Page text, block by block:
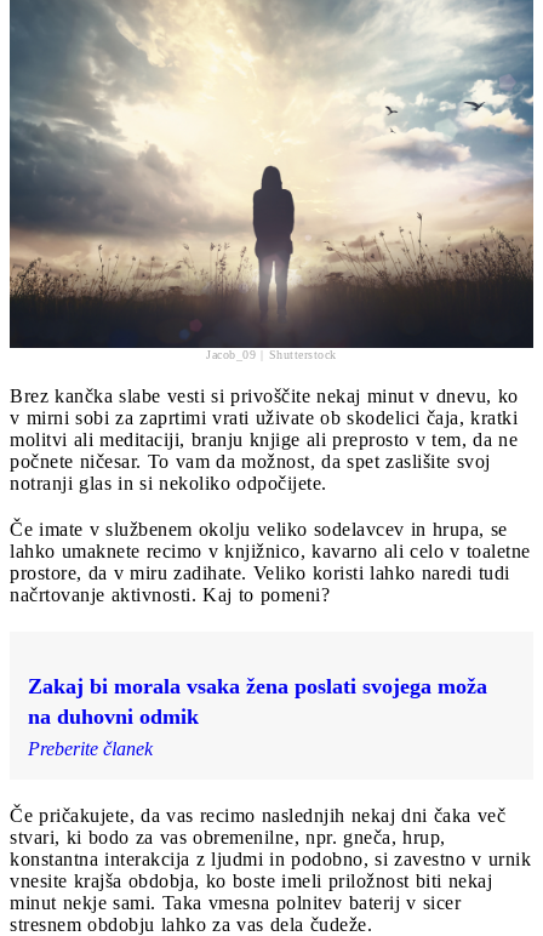
Jacob_09 | Shutterstock
Brez kančka slabe vesti si privoščite nekaj minut v dnevu, ko
v mirni sobi za zaprtimi vrati uživate ob skodelici čaja, kratki
molitvi ali meditaciji, branju knjige ali preprosto v tem, da ne
počnete ničesar. To vam da možnost, da spet zaslišite svoj
notranji glas in si nekoliko odpočijete.
Če imate v službenem okolju veliko sodelavcev in hrupa, se
lahko umaknete recimo v knjižnico, kavarno ali celo v toaletne
prostore, da v miru zadihate. Veliko koristi lahko naredi tudi
načrtovanje aktivnosti. Kaj to pomeni?
Zakaj bi morala vsaka žena poslati svojega moža
na duhovni odmik
Preberite članek
Če pričakujete, da vas recimo naslednjih nekaj dni čaka več
stvari, ki bodo za vas obremenilne, npr. gneča, hrup,
konstantna interakcija z ljudmi in podobno, si zavestno v urnik
vnesite krajša obdobja, ko boste imeli priložnost biti nekaj
minut nekje sami. Taka vmesna polnitev baterij v sicer
stresnem obdobju lahko za vas dela čudeže.